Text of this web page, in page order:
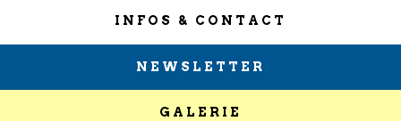
INFOS & CONTACT
NEWSLETTER
GALERIE